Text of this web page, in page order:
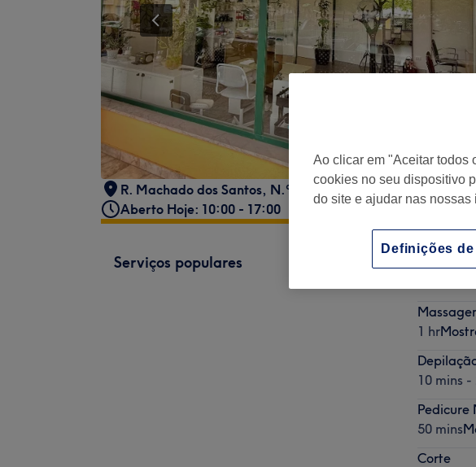
R. Machado dos Santos, N.º 85, Loja B, Parede, Portugal
Aberto Hoje: 10:00 - 17:00
Serviços populares
1 hr
10 mins -
Pedicure
50 mins
Corte
Ao clicar em "Aceitar todos
cookies no seu dispositivo
do site e ajudar nas
Definições